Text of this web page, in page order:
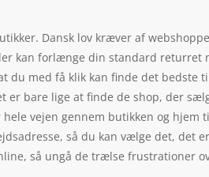
Dansk lov kræver af
kan forlænge din standard returret
du med få klik kan finde det bedste
er bare lige at finde de shop, der
vejen gennem butikken og hjem
så du kan vælge det, det
så ungå de trælse frustrationer